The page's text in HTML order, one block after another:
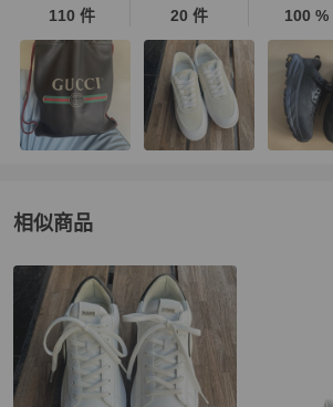
110 件 20 件 100 %
相似商品
更多相似Karl Lagerfeld男鞋推薦精品